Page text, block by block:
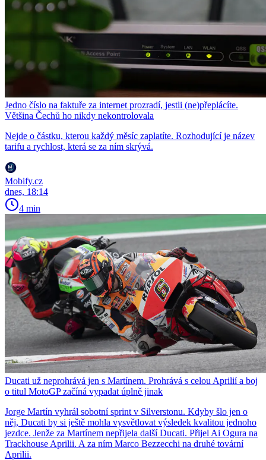
Jedno číslo na faktuře za internet prozradí, jestli (ne)přeplácíte.
Většina Čechů ho nikdy nekontrolovala
Nejde o částku, kterou každý měsíc zaplatíte. Rozhodující je název
tarifu a rychlost, která se za ním skrývá.
Mobify.cz
dnes, 18:14
4 min
Ducati už neprohrává jen s Martínem. Prohrává s celou Aprilií a boj
o titul MotoGP začíná vypadat úplně jinak
Jorge Martín vyhrál sobotní sprint v Silverstonu. Kdyby šlo jen o
něj, Ducati by si ještě mohla vysvětlovat výsledek kvalitou jednoho
jezdce. Jenže za Martínem nepřijela další Ducati. Přijel Ai Ogura na
Trackhouse Aprilii. A za ním Marco Bezzecchi na druhé tovární
Aprilii.